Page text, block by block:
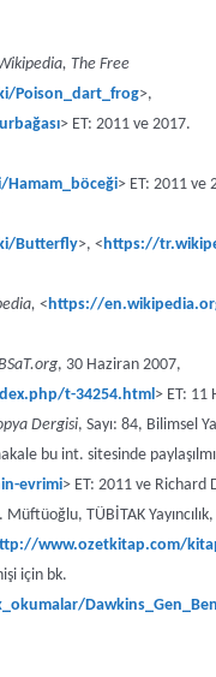
The Free
Poison_dart_frog>,
> ET: 2011 ve 2017.
> ET: 2011 ve
Butterfly>, <https://
<https://
, 30 Haziran 2007,
t-34254.html> ET: 11
Dergisi, Sayı: 84, Bilimsel
bu int. sitesinde
evrimi> ET: 2011 ve Richard
TÜBİTAK
www.ozetkitap.com/
için bk.